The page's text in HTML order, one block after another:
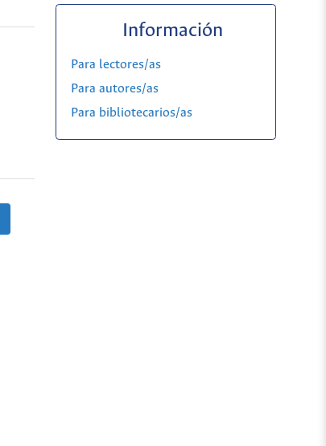
Información
Para lectores/as
Para autores/as
Para bibliotecarios/as